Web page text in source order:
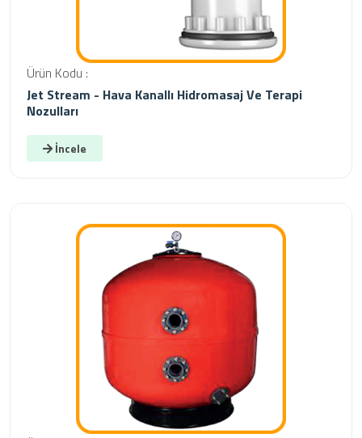
Ürün Kodu :
Jet Stream - Hava Kanallı Hidromasaj Ve Terapi
Nozulları
İncele